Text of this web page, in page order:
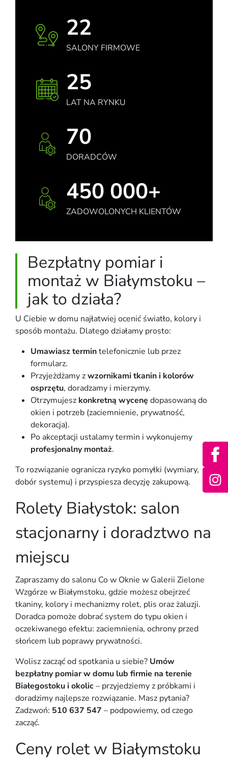
22
SALONY FIRMOWE
25
LAT NA RYNKU
70
DORADCÓW
450 000+
ZADOWOLONYCH KLIENTÓW
Bezpłatny pomiar i
montaż w Białymstoku –
jak to działa?
U Ciebie w domu najłatwiej ocenić światło, kolory i
sposób montażu. Dlatego działamy prosto:
Umawiasz termintelefonicznie lub przez
formularz.
Przyjeżdżamy zwzornikami tkanin i kolorów
osprzętu, doradzamy i mierzymy.
Otrzymujesz konkretną wycenę dopasowaną do
okien i potrzeb (zaciemnienie, prywatność,
dekoracja).
Po akceptacji ustalamy termin i wykonujemy
profesjonalny montaż.
To rozwiązanie ogranicza ryzyko pomyłki (wymiary,
dobór systemu) i przyspiesza decyzję zakupową.
Rolety Białystok: salon
stacjonarny i doradztwo na
miejscu
Zapraszamy do salonu Co w Oknie w Galerii Zielone
Wzgórze w Białymstoku, gdzie możesz obejrzeć
tkaniny, kolory i mechanizmy rolet, plis oraz żaluzji.
Doradca pomoże dobrać system do typu okien i
oczekiwanego efektu: zaciemnienia, ochrony przed
słońcem lub poprawy prywatności.
Wolisz zacząć od spotkania u siebie? Umów
bezpłatny pomiar w domu lub firmie na terenie
Białegostoku i okolic– przyjedziemy z próbkami i
doradzimy najlepsze rozwiązanie. Masz pytania?
Zadzwoń: 510 637 547 – podpowiemy, od czego
zacząć.
Ceny rolet w Białymstoku